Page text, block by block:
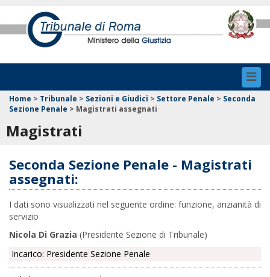
Home > Tribunale > Sezioni e Giudici > Settore Penale > Seconda
Sezione Penale > Magistrati assegnati
Magistrati
Seconda Sezione Penale - Magistrati
assegnati:
I dati sono visualizzati nel seguente ordine: funzione, anzianità di
servizio
Nicola Di Grazia (Presidente Sezione di Tribunale)
Incarico: Presidente Sezione Penale